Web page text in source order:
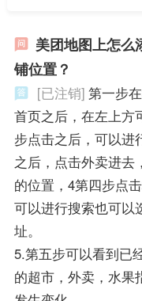
美团地图上怎么
铺位置？
[已注销] 第一步
首页之后，在左上方
步点击之后，可以进
之后，点击外卖进去
的位置，4第四步点
可以进行搜索也可以
址。
5.第五步可以看到已
的超市，外卖，水果